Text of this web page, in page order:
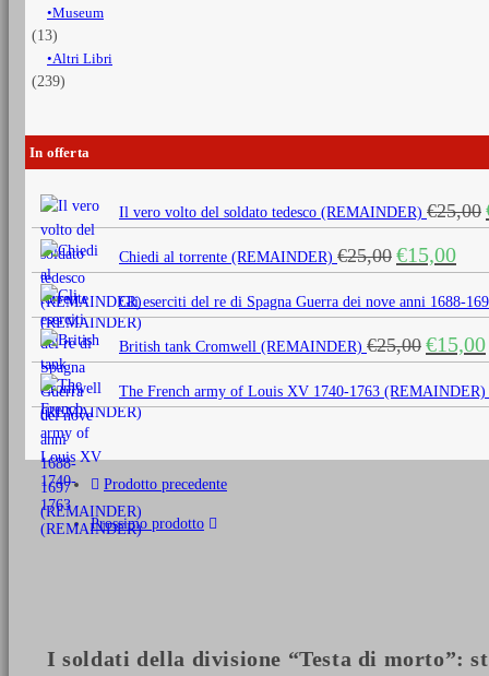
Museum
(13)
Altri Libri
(239)
In offerta
Il vero volto del soldato tedesco (REMAINDER) €25,00
Chiedi al torrente (REMAINDER) €25,00 Il
prezzo
originale
era:
€25,00.
€15,00
è:
Gli eserciti del re di Spagna Guerra dei nove anni 1688-
British tank Cromwell (REMAINDER) €25,00 Il
prezzo
originale
era:
€15,00
The French army of Louis XV 1740-1763 (REMAINDER)
Prodotto precedente
Prossimo prodotto
I soldati della divisione “Testa di morto”: